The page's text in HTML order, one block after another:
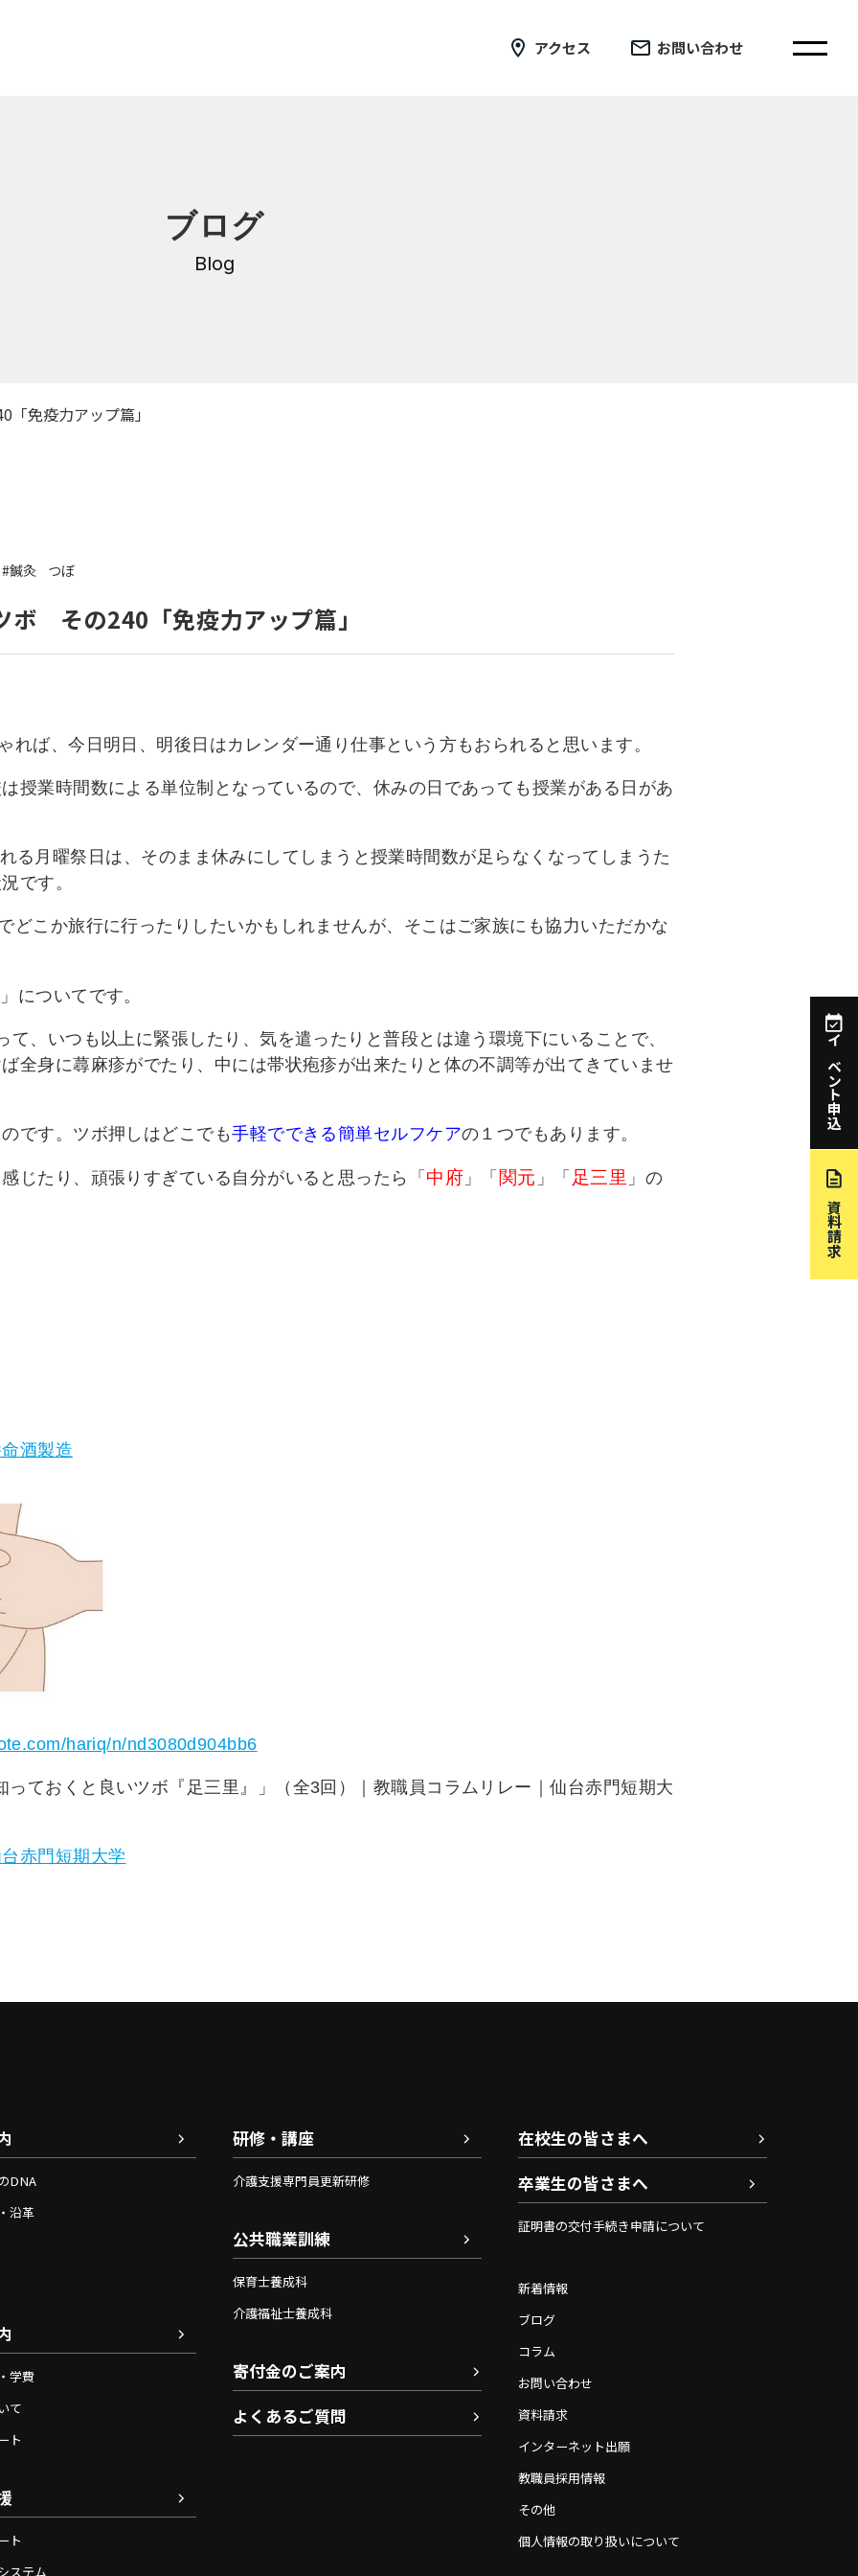
アクセス お問い合わせ
学費
ト
介護支援専門員更新研修
公共職業訓練
ブログ
Blog
免疫力アップ篇」
#鍼灸 つぼ
ボ その240「免疫力アップ篇」
れば、今日明日、明後日はカレンダー通り仕事という方もおられると思います。
授業時間数による単位制となっているので、休みの日であっても授業がある日があ
る月曜祭日は、そのまま休みにしてしまうと授業時間数が足らなくなってしまうた
です。
どこか旅行に行ったりしたいかもしれませんが、そこはご家族にも協力いただかな
」についてです。
て、いつも以上に緊張したり、気を遣ったりと普段とは違う環境下にいることで、
全身に蕁麻疹がでたり、中には帯状疱疹が出来たりと体の不調等が出てきていませ
です。ツボ押しはどこでも手軽でできる簡単セルフケアの１つでもあります。
じたり、頑張りすぎている自分がいると思ったら「 中府 」「 関元 」「 足三里 」の
酒製造
hariq/n/nd3080d904bb6
赤門短期大学
イベント申込
資料請求
DNA
沿革
学費
て
ト
ト
ステム
研修・講座
介護支援専門員更新研修
公共職業訓練
保育士養成科
介護福祉士養成科
寄付金のご案内
よくあるご質問
在校生の皆さまへ
卒業生の皆さまへ
証明書の交付手続き申請について
新着情報
ブログ
コラム
お問い合わせ
資料請求
インターネット出願
教職員採用情報
その他
個人情報の取り扱いについて